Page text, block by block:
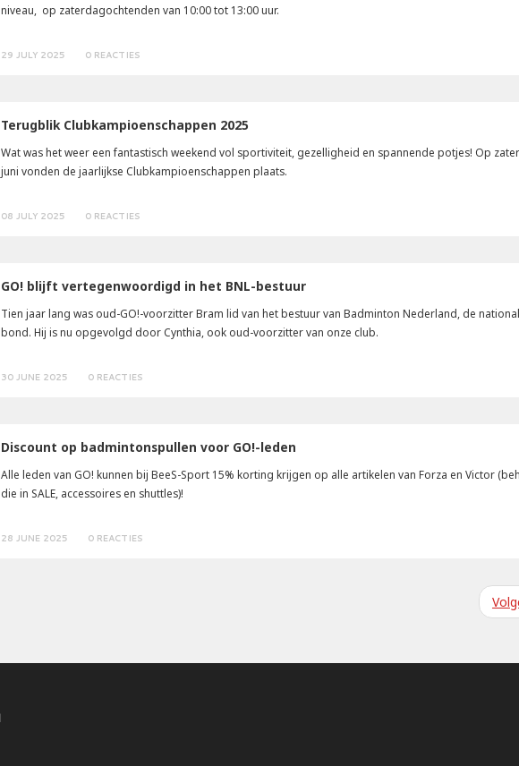
niveau, op zaterdagochtenden van 10:00 tot 13:00 uur.
29 JULY 2025 0 REACTIES
Terugblik Clubkampioenschappen 2025
Wat was het weer een fantastisch weekend vol sportiviteit, gezelligheid en spannende potjes! Op
juni vonden de jaarlijkse Clubkampioenschappen plaats.
08 JULY 2025 0 REACTIES
GO! blijft vertegenwoordigd in het BNL-bestuur
Tien jaar lang was oud-GO!-voorzitter Bram lid van het bestuur van Badminton Nederland, de
bond. Hij is nu opgevolgd door Cynthia, ook oud-voorzitter van onze club.
30 JUNE 2025 0 REACTIES
Discount op badmintonspullen voor GO!-leden
Alle leden van GO! kunnen bij BeeS-Sport 15% korting krijgen op alle artikelen van Forza en Victor
die in SALE, accessoires en shuttles)!
28 JUNE 2025 0 REACTIES